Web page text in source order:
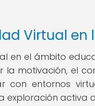
Virtual en
en el ámbito
motivación, el
con entornos
exploración activa